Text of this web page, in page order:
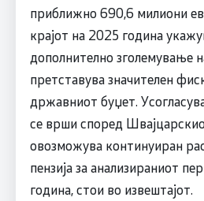
приближно 690,6 милиони
крајот на 2025 година
дополнително зголемување
претставува значителен
државниот буџет.
се врши според
овозможува континуиран
пензија за анализираниот
година, стои во извештајот.